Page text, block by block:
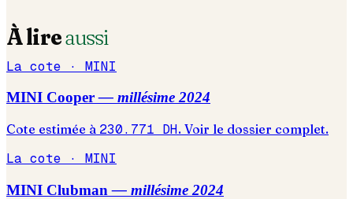
À lireaussi
La cote · MINI
MINI Cooper — millésime2024
Cote estimée à 230.771 DH. Voir le dossier complet.
La cote · MINI
MINI Clubman — millésime 2024